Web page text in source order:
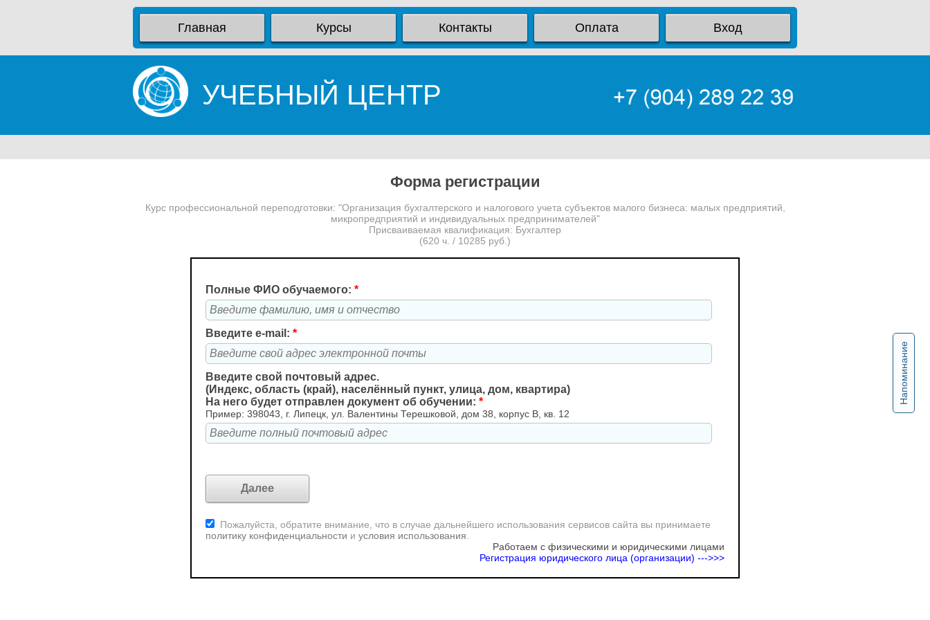
Главная Курсы Контакты Оплата Вход
УЧЕБНЫЙ ЦЕНТР
Напоминание
Форма регистрации
Курс профессиональной переподготовки: "Организация бухгалтерского и налогового учета субъектов малого бизнеса: малых предприятий,
микропредприятий и индивидуальных предпринимателей"
Присваиваемая квалификация: Бухгалтер
(620 ч. / 10285 руб.)
Полные ФИО обучаемого: *
Введите e-mail: *
Введите свой почтовый адрес.
(Индекс, область (край), населённый пункт, улица, дом, квартира)
На него будет отправлен документ об обучении: *
Пример: 398043, г. Липецк, ул. Валентины Терешковой, дом 38, корпус В, кв. 12
Пожалуйста, обратите внимание, что в случае дальнейшего использования сервисов сайта вы принимаете
политику конфиденциальности и условия использования
Работаем с физическими и юридическими лицами
Регистрация юридического лица (организации) --->>>